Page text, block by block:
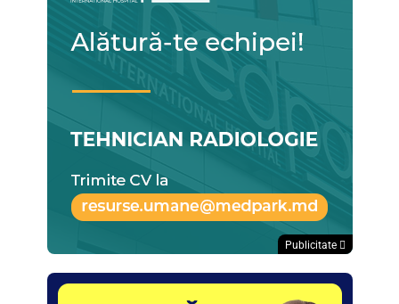
Publicitate